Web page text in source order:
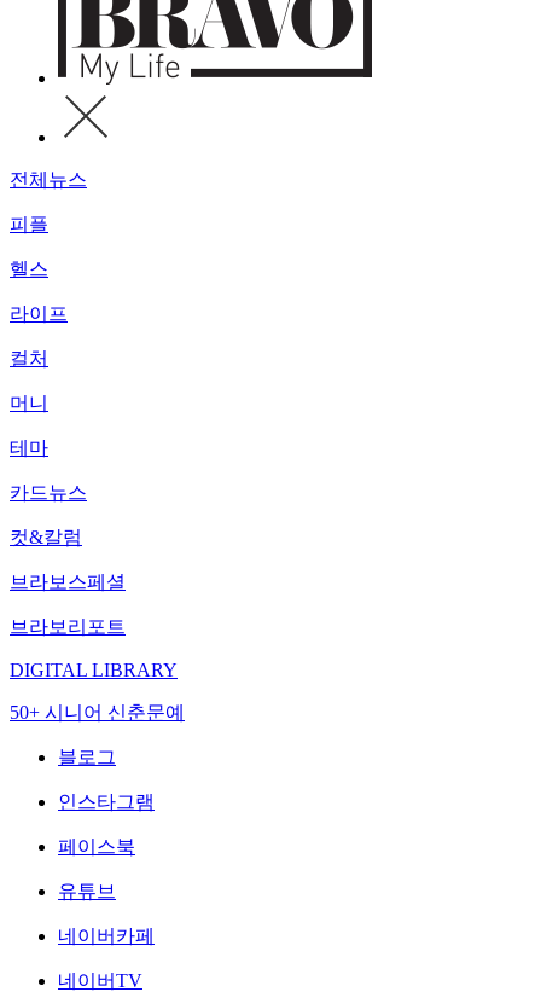
전체뉴스
피플
헬스
라이프
컬처
머니
테마
카드뉴스
컷&칼럼
브라보스페셜
브라보리포트
DIGITAL LIBRARY
50+ 시니어 신춘문예
블로그
인스타그램
페이스북
유튜브
네이버카페
네이버TV